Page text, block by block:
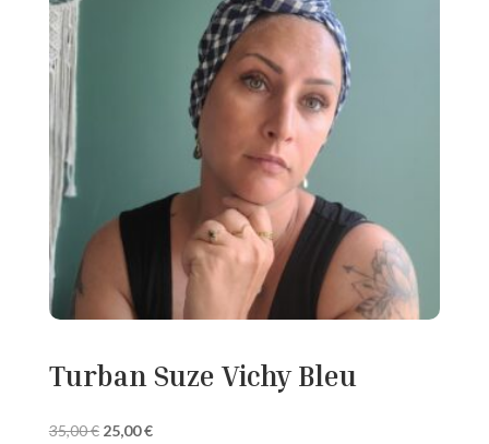
Turban Suze Vichy Bleu
35,00€ Le
25,00€Le